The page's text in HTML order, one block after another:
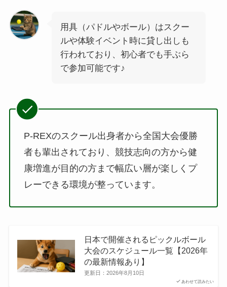
用具（パドルやボール）はスクー
ルや体験イベント時に貸し出しも
行われており、初心者でも手ぶら
で参加可能です♪
P-REXのスクール出身者から全国大会優勝
者も輩出されており、競技志向の方から健
康増進が目的の方まで幅広い層が楽しくプ
レーできる環境が整っています。
あわせて読みたい
日本で開催されるピックルボール
大会のスケジュール一覧【2026年
の最新情報あり】
更新日： 2026年8月10日